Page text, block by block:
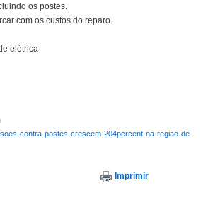
os postes.
com os custos do reparo.
elétrica
contra-postes-crescem-204percent-na-regiao-de-
Imprimir